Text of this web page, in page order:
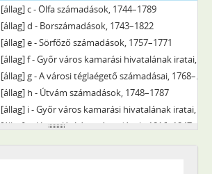
[állag] c - Ölfa számadások, 1744–1789
[állag] d - Borszámadások, 1743–1822
[állag] e - Sörfőző számadások, 1757–1771
[állag] f - Győr város kamarási hivatalának iratai, pálinkaszámadások, 1746–1777
[állag] g - A városi téglaégető számadásai, 1768–1805
[állag] h - Útvám számadások, 1748–1787
[állag] i - Győr város kamarási hivatalának iratai, kövezetvám számadások, 1747–1822
[állag] j - Utcavilágítási számadások, 1816–1847
[állag] k - Az 1831. évi kolerajárvány költségeinek számadásai, 1831–1835